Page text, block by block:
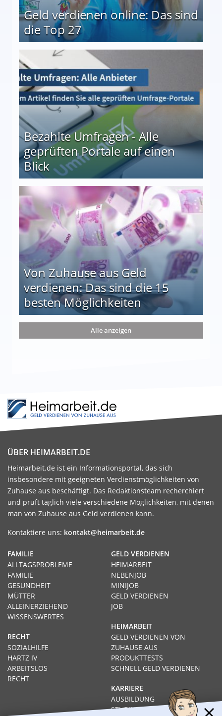
Geld verdienen online: Das sind
die Top 27
Bezahlte Umfragen - Alle
geprüften Portale auf einen
Blick
auf einen Blick
Von Zuhause aus Geld
verdienen: Das sind die 15
besten Möglichkeiten
die 15 besten Möglichkeiten
Alle anzeigen
ÜBER HEIMARBEIT.DE
Heimarbeit.de ist ein Informationsportal, das sich
insbesondere mit geeigneten Verdienstmöglichkeiten von
Zuhause aus beschäftigt. Das Redaktionsteam recherchiert
und prüft täglich viele verschiedene Möglichkeiten, mit denen
man von Zuhause aus Geld verdienen kann.
Kontaktiere uns: kontakt@heimarbeit.de
GELD VERDIENEN
HEIMARBEIT
NEBENJOB
MINIJOB
GELD VERDIENEN
JOB
HEIMARBEIT
GELD VERDIENEN VON
ZUHAUSE AUS
PRODUKTTESTS
SCHNELL GELD VERDIENEN
KARRIERE
AUSBILDUNG
STUDIUM
FAMILIE
ALLTAGSPROBLEME
FAMILIE
GESUNDHEIT
MÜTTER
ALLEINERZIEHEND
WISSENSWERTES
RECHT
SOZIALHILFE
HARTZ IV
ARBEITSLOS
RECHT